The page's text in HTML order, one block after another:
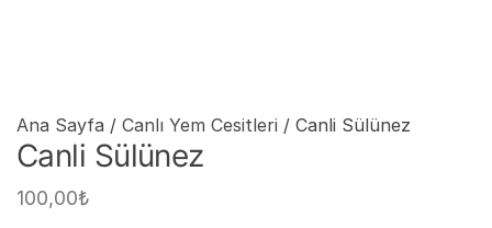
Ana Sayfa / Canlı Yem Cesitleri / Canli Sülünez
Canli Sülünez
100,00₺